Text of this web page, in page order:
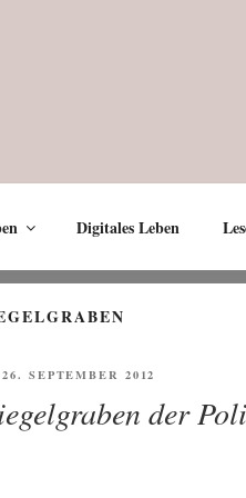
Digitales Leben
SEPTEMBER 2012
der